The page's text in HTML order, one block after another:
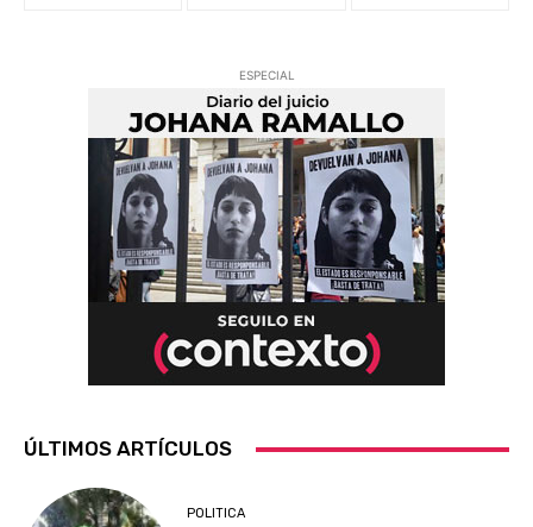
ESPECIAL
ÚLTIMOS ARTÍCULOS
POLITICA